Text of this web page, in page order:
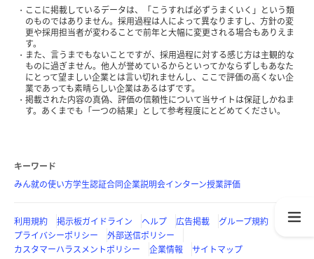
ここに掲載しているデータは、「こうすれば必ずうまくいく」という類
のものではありません。採用過程は人によって異なりますし、方針の変
更や採用担当者が変わることで前年と大幅に変更される場合もありえま
す。
また、言うまでもないことですが、採用過程に対する感じ方は主観的な
ものに過ぎません。他人が誉めているからといってかならずしもあなた
にとって望ましい企業とは言い切れませんし、ここで評価の高くない企
業であっても素晴らしい企業はあるはずです。
掲載された内容の真偽、評価の信頼性について当サイトは保証しかねま
す。あくまでも「一つの結果」として参考程度にとどめてください。
キーワード
みん就の使い方学生認証合同企業説明会インターン授業評価
利用規約 掲示板ガイドライン ヘルプ 広告掲載
グループ規約
プライバシーポリシー
外部送信ポリシー
カスタマーハラスメントポリシー
企業情報 サイトマップ